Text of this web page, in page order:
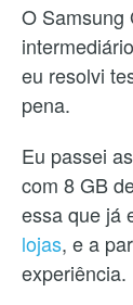
O Samsung
eu resolvi
pena.
Eu passei
com 8 GB
essa que já
lojas, e a
experiência.